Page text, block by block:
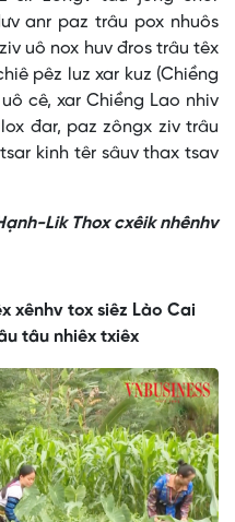
anr paz trâu pox nhuôs
uô nox huv đros trâu têx
pêz luz xar kuz (Chiềng
cê, xar Chiềng Lao nhiv
đar, paz zôngx ziv trâu
kinh têr sâuv thax tsav
Lik Thox cxêik nhênhv
xênhv tox siêz Lào Cai
tâu nhiêx txiêx